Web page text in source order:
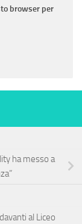
browser per
ha messo a
al Liceo